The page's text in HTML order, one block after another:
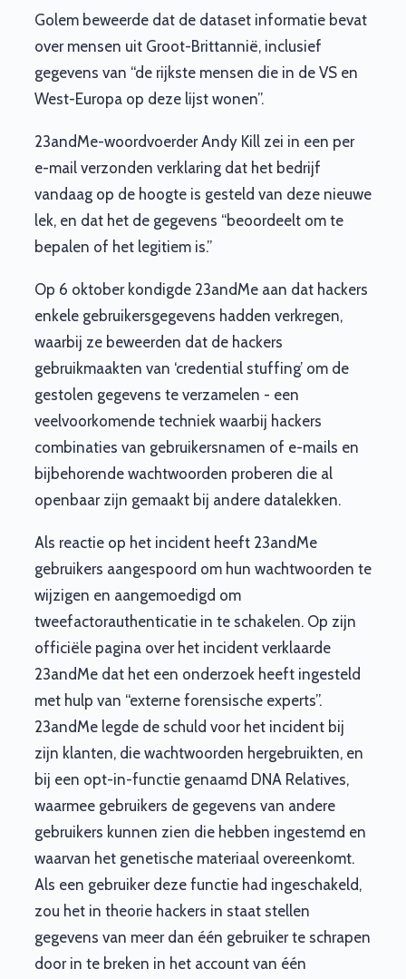
Golem beweerde dat de dataset informatie bevat
over mensen uit Groot-Brittannië, inclusief
gegevens van “de rijkste mensen die in de VS en
West-Europa op deze lijst wonen”.
23andMe-woordvoerder Andy Kill zei in een per
e-mail verzonden verklaring dat het bedrijf
vandaag op de hoogte is gesteld van deze nieuwe
lek, en dat het de gegevens “beoordeelt om te
bepalen of het legitiem is.”
Op 6 oktober kondigde 23andMe aan dat hackers
enkele gebruikersgegevens hadden verkregen,
waarbij ze beweerden dat de hackers
gebruikmaakten van ‘credential stuffing’ om de
gestolen gegevens te verzamelen - een
veelvoorkomende techniek waarbij hackers
combinaties van gebruikersnamen of e-mails en
bijbehorende wachtwoorden proberen die al
openbaar zijn gemaakt bij andere datalekken.
Als reactie op het incident heeft 23andMe
gebruikers aangespoord om hun wachtwoorden te
wijzigen en aangemoedigd om
tweefactorauthenticatie in te schakelen. Op zijn
officiële pagina over het incident verklaarde
23andMe dat het een onderzoek heeft ingesteld
met hulp van “externe forensische experts”.
23andMe legde de schuld voor het incident bij
zijn klanten, die wachtwoorden hergebruikten, en
bij een opt-in-functie genaamd DNA Relatives,
waarmee gebruikers de gegevens van andere
gebruikers kunnen zien die hebben ingestemd en
waarvan het genetische materiaal overeenkomt.
Als een gebruiker deze functie had ingeschakeld,
zou het in theorie hackers in staat stellen
gegevens van meer dan één gebruiker te schrapen
door in te breken in het account van één